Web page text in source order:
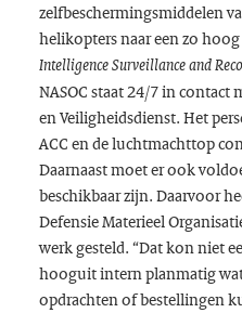
zelfbeschermingsmiddelen
helikopters naar een zo
Intelligence Surveillance and
NASOC staat 24/7 in
en Veiligheidsdienst. Het
ACC en de luchtmachttop
Daarnaast moet er ook
beschikbaar zijn. Daarvoor
Defensie Materieel
werk gesteld. “Dat kon niet
hooguit intern planmatig
opdrachten of bestellingen